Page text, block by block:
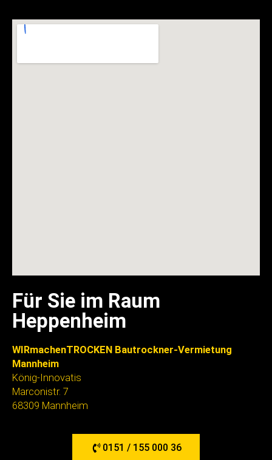
Für Sie im Raum
Heppenheim
WIRmachenTROCKEN Bautrockner-Vermietung
Mannheim
König-Innovatis
Marconistr. 7
68309 Mannheim
0151 / 155 000 36